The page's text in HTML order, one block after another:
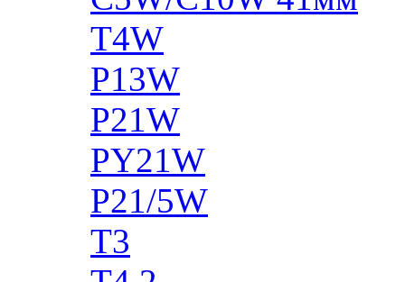
T4W
P13W
P21W
PY21W
P21/5W
T3